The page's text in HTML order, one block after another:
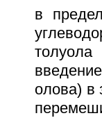
в
олова) в